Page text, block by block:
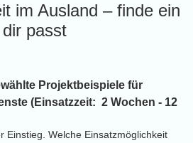
im Ausland – finde ein
passt
Projektbeispiele für
(Einsatzzeit: 2 Wochen - 12
Einstieg. Welche Einsatzmöglichkeit